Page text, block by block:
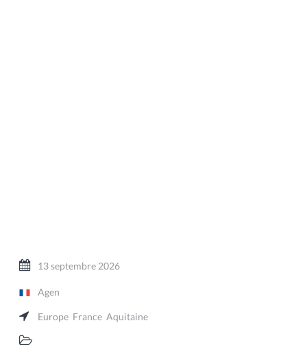
13 septembre 2026
Agen
Europe France Aquitaine